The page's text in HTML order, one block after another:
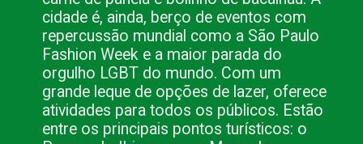
cidade é, ainda, berço de eventos com
repercussão mundial como a São Paulo
Fashion Week e a maior parada do
orgulho LGBT do mundo. Com um
grande leque de opções de lazer, oferece
atividades para todos os públicos. Estão
entre os principais pontos turísticos: o